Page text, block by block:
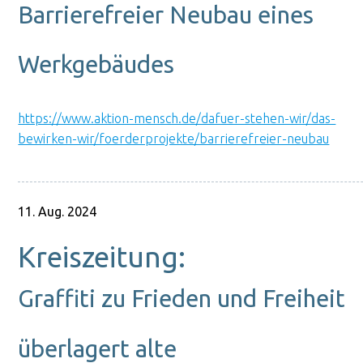
Barrierefreier Neubau eines
Werkgebäudes
https://www.aktion-mensch.de/dafuer-stehen-wir/das-
bewirken-wir/foerderprojekte/barrierefreier-neubau
11. Aug. 2024
Kreiszeitung:
Graffiti zu Frieden und Freiheit
überlagert alte